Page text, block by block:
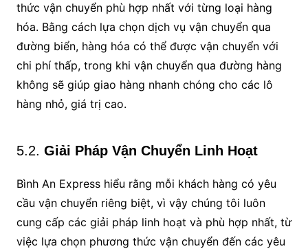
thức vận chuyển phù hợp nhất với từng loại hàng
hóa. Bằng cách lựa chọn dịch vụ vận chuyển qua
đường biển, hàng hóa có thể được vận chuyển với
chi phí thấp, trong khi vận chuyển qua đường hàng
không sẽ giúp giao hàng nhanh chóng cho các lô
hàng nhỏ, giá trị cao.
5.2. Giải Pháp Vận Chuyển Linh Hoạt
Bình An Express hiểu rằng mỗi khách hàng có yêu
cầu vận chuyển riêng biệt, vì vậy chúng tôi luôn
cung cấp các giải pháp linh hoạt và phù hợp nhất, từ
việc lựa chọn phương thức vận chuyển đến các yêu